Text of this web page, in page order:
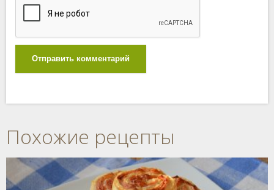
Отправить комментарий
Похожие рецепты